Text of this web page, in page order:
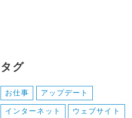
ゲ
シ
タグ
お仕事 アップデート
インターネット ウェブサイト